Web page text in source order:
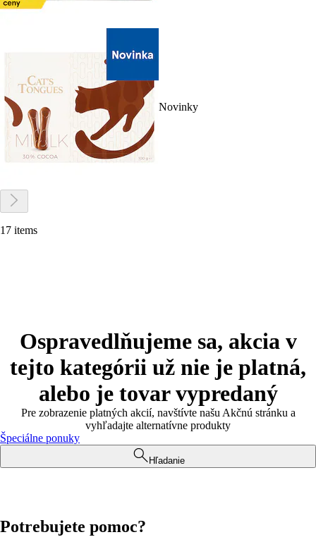
Novinky
17 items
Ospravedlňujeme sa, akcia v
tejto kategórii už nie je platná,
alebo je tovar vypredaný
Pre zobrazenie platných akcií, navštívte našu Akčnú stránku a
vyhľadajte alternatívne produkty
Špeciálne ponuky
Hľadanie
Potrebujete pomoc?